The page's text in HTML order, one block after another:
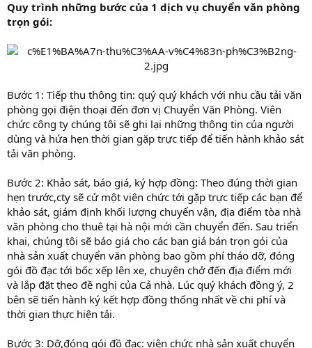
Quy trình những bước của 1 dịch vụ chuyển văn phòng
trọn gói:
Bước 1: Tiếp thu thông tin: quý quý khách với nhu cầu tải văn
phòng gọi điện thoại đến đơn vị Chuyển Văn Phòng. Viên
chức công ty chúng tôi sẽ ghi lại những thông tin của người
dùng và hứa hẹn thời gian gặp trực tiếp để tiến hành khảo sát
tải văn phòng.
Bước 2: Khảo sát, báo giá, ký hợp đồng: Theo đúng thời gian
hẹn trước,cty sẽ cử một viên chức tới gặp trực tiếp các bạn để
khảo sát, giám định khối lượng chuyển vận, địa điểm tòa nhà
văn phòng cho thuê tại hà nội mới cần chuyển đến. Sau triển
khai, chúng tôi sẽ báo giá cho các bạn giá bán trọn gói của
nhà sản xuất chuyển văn phòng bao gồm phí tháo dỡ, đóng
gói đồ đạc tới bốc xếp lên xe, chuyên chở đến địa điểm mới
và lắp đặt theo đề nghị của Cả nhà. Lúc quý khách đồng ý, 2
bên sẽ tiến hành ký kết hợp đồng thống nhất về chi phí và
thời gian thực hiện tải.
Bước 3: Dỡ,đóng gói đồ đạc: viên chức nhà sản xuất chuyển